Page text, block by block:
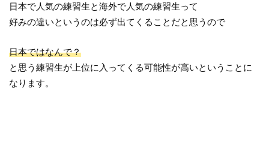
日本で人気の練習生と海外で人気の練習生って
好みの違いというのは必ず出てくることだと思うので
日本ではなんで？
と思う練習生が上位に入ってくる可能性が高いということに
なります。